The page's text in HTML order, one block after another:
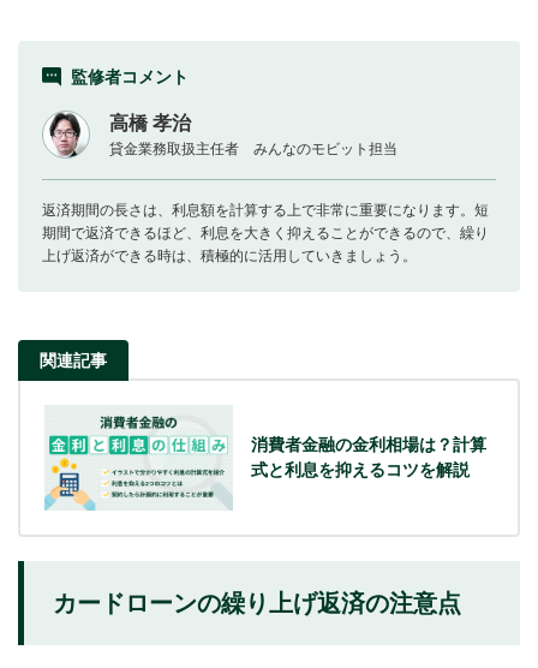
監修者コメント
高橋 孝治
貸金業務取扱主任者 みんなのモビット担当
返済期間の長さは、利息額を計算する上で非常に重要になります。短
期間で返済できるほど、利息を大きく抑えることができるので、繰り
上げ返済ができる時は、積極的に活用していきましょう。
関連記事
消費者金融の金利相場は？計算
式と利息を抑えるコツを解説
カードローンの繰り上げ返済の注意点